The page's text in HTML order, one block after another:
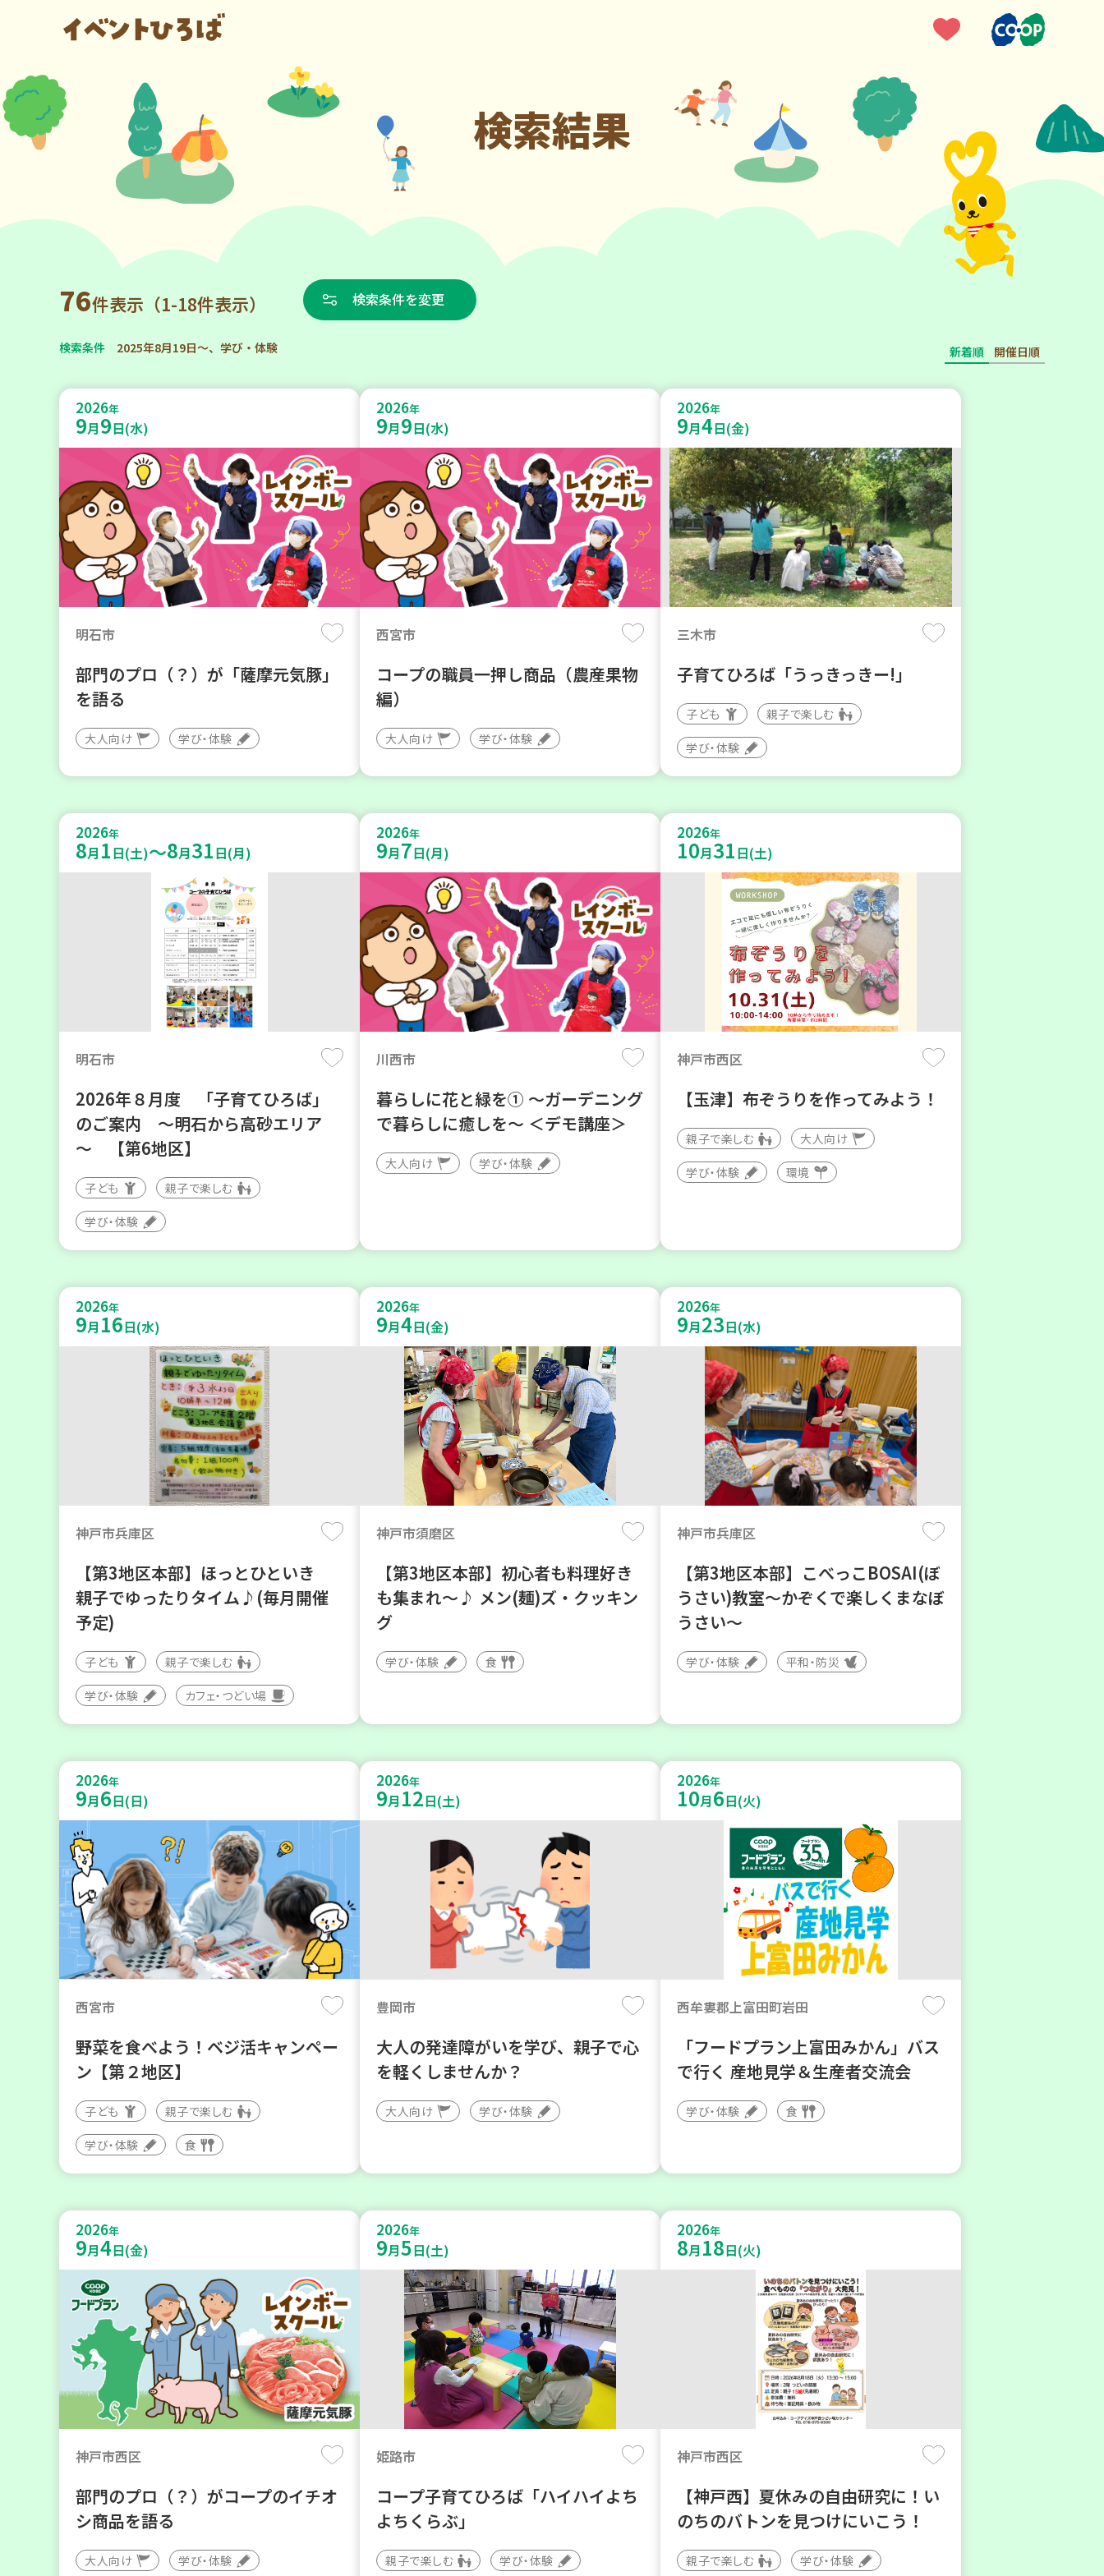
検索結果
76件表示（1-18件表示） 検索条件を変更
検索条件 2025年8月19日～、学び・体験 新着順 開催日順
2026年
9月9日(水)
明石市
部門のプロ（？）が「薩摩元気豚」
を語る
大人向け 学び・体験
2026年
9月9日(水)
西宮市
コープの職員一押し商品（農産果物
編）
大人向け 学び・体験
2026年
9月4日(金)
三木市
子育てひろば「うっきっきー!」
子ども 親子で楽しむ
学び・体験
2026年
8月 1日(土)～8月31日(月)
明石市
2026年８月度 「子育てひろば」
のご案内 ～明石から高砂エリア
～ 【第6地区】
子ども 親子で楽しむ
学び・体験
2026年
9月7日(月)
川西市
暮らしに花と緑を① ～ガーデニング
で暮らしに癒しを～ ＜デモ講座＞
大人向け 学び・体験
2026年
10月31日(土)
神戸市西区
【玉津】布ぞうりを作ってみよう！
親子で楽しむ 大人向け
学び・体験 環境
2026年
9月 16日(水)
神戸市兵庫区
【第3地区本部】ほっとひといき
親子でゆったりタイム♪(毎月開催
予定)
子ども 親子で楽しむ
学び・体験 カフェ・つどい場
2026年
9月4日(金)
神戸市須磨区
【第3地区本部】初心者も料理好き
も集まれ～♪ メン(麺)ズ・クッキン
グ
学び・体験 食
2026年
9月23日(水)
神戸市兵庫区
【第3地区本部】こべっこBOSAI(ぼ
うさい)教室～かぞくで楽しくまなぼ
うさい～
学び・体験 平和・防災
2026年
9月6日(日)
西宮市
野菜を食べよう！ベジ活キャンペー
ン【第２地区】
子ども 親子で楽しむ
学び・体験 食
2026年
9月 12日(土)
豊岡市
大人の発達障がいを学び、親子で心
を軽くしませんか？
大人向け 学び・体験
2026年
10月6日(火)
西牟婁郡上富田町岩田
「フードプラン上富田みかん」バス
で行く 産地見学＆生産者交流会
学び・体験 食
2026年
9月4日(金)
神戸市西区
部門のプロ（？）がコープのイチオ
シ商品を語る
大人向け 学び・体験
2026年
9月5日(土)
姫路市
コープ子育てひろば「ハイハイよち
よちくらぶ」
親子で楽しむ 学び・体験
2026年
8月 18日(火)
神戸市西区
【神戸西】夏休みの自由研究に！い
のちのバトンを見つけにいこう！
親子で楽しむ 学び・体験